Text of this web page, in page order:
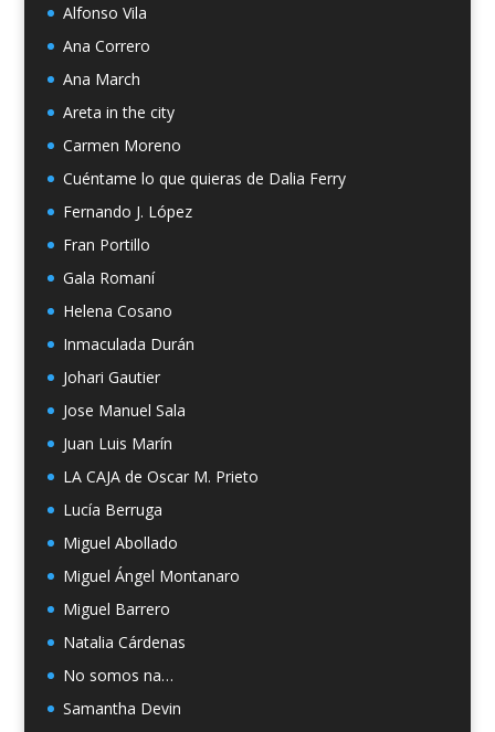
Alfonso Vila
Ana Correro
Ana March
Areta in the city
Carmen Moreno
Cuéntame lo que quieras de Dalia Ferry
Fernando J. López
Fran Portillo
Gala Romaní
Helena Cosano
Inmaculada Durán
Johari Gautier
Jose Manuel Sala
Juan Luis Marín
LA CAJA de Oscar M. Prieto
Lucía Berruga
Miguel Abollado
Miguel Ángel Montanaro
Miguel Barrero
Natalia Cárdenas
No somos na…
Samantha Devin